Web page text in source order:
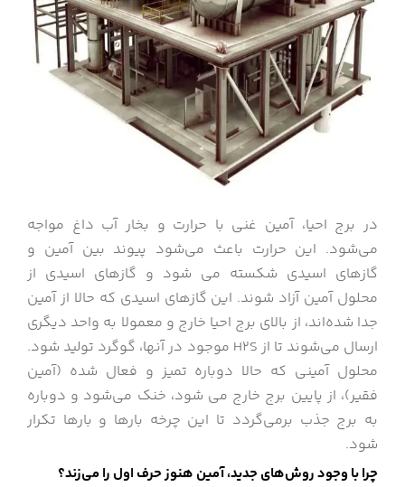
در برج احیا، آمین غنی با حرارت و بخار آب داغ مواجه
می‌شود. این حرارت باعث می‌شود پیوند بین آمین و
گازهای اسیدی شکسته می شود و گازهای اسیدی از
محلول آمین آزاد شوند. این گازهای اسیدی که حالا از آمین
جدا شده‌اند، از بالای برج احیا خارج و معمولا به واحد دیگری
ارسال می‌شوند تا از H2S موجود در آنها، گوگرد تولید شود.
محلول آمینی که حالا دوباره تمیز و فعال شده (آمین
فقیر)، از پایین برج خارج می شود، خنک می‌شود و دوباره
به برج جذب برمی‌گردد تا این چرخه بارها و بارها تکرار
شود.
چرا با وجود روش‌های جدید، آمین هنوز حرف اول را می‌زند؟